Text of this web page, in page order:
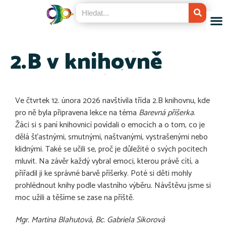
2.B v knihovně
Ve čtvrtek 12. února 2026 navštívila třída 2.B knihovnu, kde
pro ně byla připravena lekce na téma Barevná příšerka.
Žáci si s paní knihovnicí povídali o emocích a o tom, co je
dělá šťastnými, smutnými, naštvanými, vystrašenými nebo
klidnými. Také se učili se, proč je důležité o svých pocitech
mluvit. Na závěr každý vybral emoci, kterou právě cítí, a
přiřadil ji ke správné barvě příšerky. Poté si děti mohly
prohlédnout knihy podle vlastního výběru. Návštěvu jsme si
moc užili a těšíme se zase na příště.
Mgr. Martina Blahutová, Bc. Gabriela Sikorová